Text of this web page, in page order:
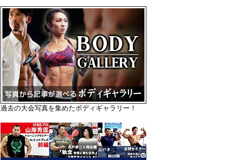
過去の大会写真を集めたボディギャラリー！